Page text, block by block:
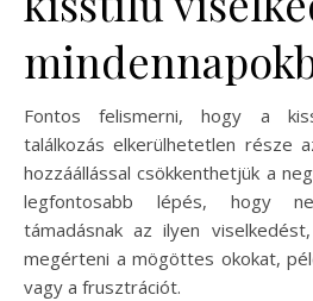
Fontos felismerni, hogy a
találkozás elkerülhetetlen része
hozzáállással csökkenthetjük a
legfontosabb lépés, hogy
támadásnak az ilyen
megérteni a mögöttes okokat,
vagy a frusztrációt.